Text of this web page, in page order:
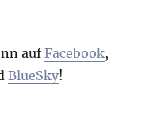
aufFacebook,
BlueSky!